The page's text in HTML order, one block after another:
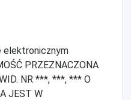
elektronicznym
PRZEZNACZONA
NR ***, ***, *** O
JEST W